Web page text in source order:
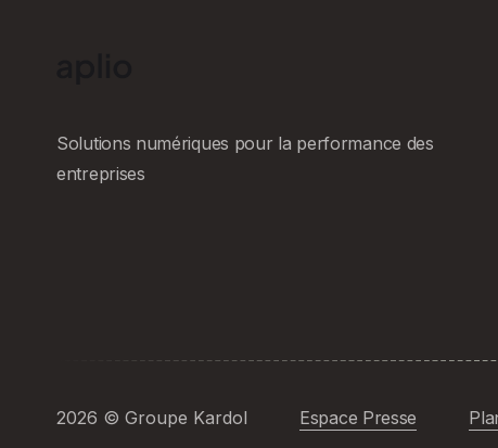
Solutions numériques pour la performance des
entreprises
2026 © Groupe Kardol Espace Presse